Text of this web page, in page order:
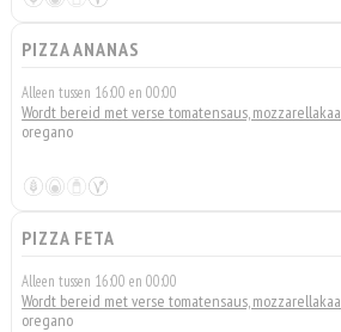
PIZZA ANANAS
Alleen tussen 16:00 en 00:00
Wordt bereid met verse tomatensaus, mozzarellakaa
oregano
PIZZA FETA
Alleen tussen 16:00 en 00:00
Wordt bereid met verse tomatensaus, mozzarellakaa
oregano